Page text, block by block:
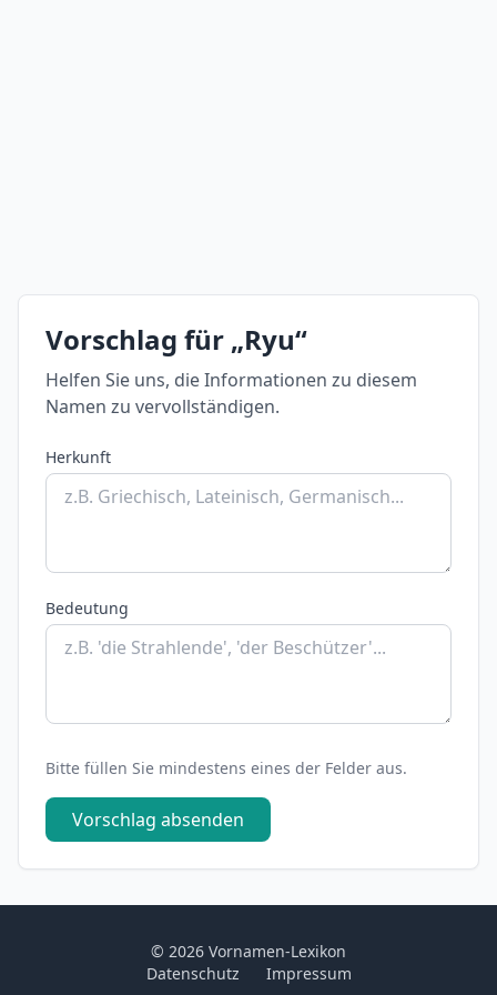
Vorschlag für „Ryu“
Helfen Sie uns, die Informationen zu diesem
Namen zu vervollständigen.
Herkunft
Bedeutung
Bitte füllen Sie mindestens eines der Felder aus.
Vorschlag absenden
© 2026 Vornamen-Lexikon
Datenschutz
Impressum